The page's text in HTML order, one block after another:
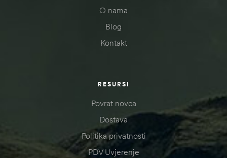
O nama
Blog
Kontakt
RESURSI
Povrat novca
Dostava
Politika privatnosti
PDV Uvjerenje